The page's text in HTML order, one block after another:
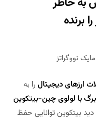
برنده
ارزهای دیجیتال را به
با لولوی چین-بیتکوین
دید بیتکوین توانایی حفظ